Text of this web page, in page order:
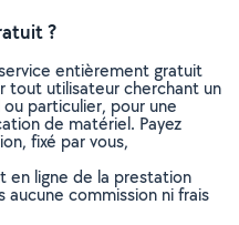
?
entièrement gratuit
tout utilisateur cherchant un
particulier, pour une
de matériel. Payez
fixé par vous,
en ligne de la prestation
aucune commission ni frais